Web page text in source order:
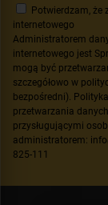
Potwierdzam, że
internetowego
Administratorem
internetowego jest
mogą być
szczegółowo w
bezpośredni).
przetwarzania
przysługującymi
administratorem:
825-111